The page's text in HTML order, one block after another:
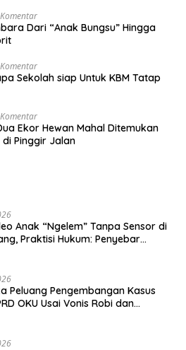
Dari “Anak Bungsu” Hingga
Sekolah siap Untuk KBM Tatap
Ekor Hewan Mahal Ditemukan
Pinggir Jalan
Anak “Ngelem” Tanpa Sensor di
Praktisi Hukum: Penyebar
Peluang Pengembangan Kasus
OKU Usai Vonis Robi dan